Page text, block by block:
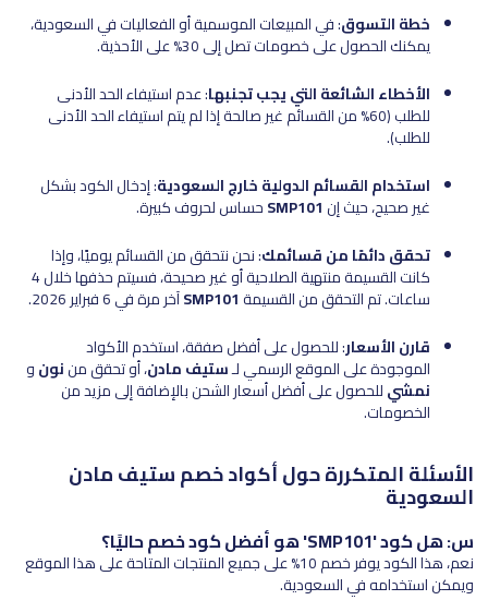
خطة التسوق: في المبيعات الموسمية أو الفعاليات في السعودية،
يمكنك الحصول على خصومات تصل إلى 30% على الأحذية.
الأخطاء الشائعة التي يجب تجنبها: عدم استيفاء الحد الأدنى
للطلب (60% من القسائم غير صالحة إذا لم يتم استيفاء الحد الأدنى
للطلب).
استخدام القسائم الدولية خارج السعودية: إدخال الكود بشكل
غير صحيح، حيث إنSMP101حساس لحروف كبيرة.
تحقق دائمًا من قسائمك: نحن نتحقق من القسائم يوميًا، وإذا
كانت القسيمة منتهية الصلاحية أو غير صحيحة، فسيتم حذفها خلال 4
ساعات. تم التحقق من القسيمةSMP101آخر مرة في 6 فبراير 2026.
قارن الأسعار: للحصول على أفضل صفقة، استخدم الأكواد
الموجودة على الموقع الرسمي لـستيف مادن، أو تحقق مننونو
نمشيللحصول على أفضل أسعار الشحن بالإضافة إلى مزيد من
الخصومات.
الأسئلة المتكررة حول أكواد خصم ستيف مادن
السعودية
س: هل كود 'SMP101' هو أفضل كود خصم حاليًا؟
نعم، هذا الكود يوفر خصم 10% على جميع المنتجات المتاحة على هذا الموقع
ويمكن استخدامه في السعودية.